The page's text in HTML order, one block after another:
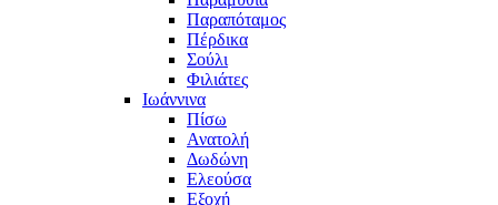
Παραπόταμος
Πέρδικα
Σούλι
Φιλιάτες
Ιωάννινα
Πίσω
Ανατολή
Δωδώνη
Ελεούσα
Εξοχή